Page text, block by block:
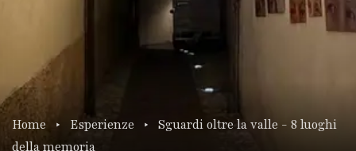
Home Esperienze
Sguardi oltre la valle - 8 luoghi
della memoria